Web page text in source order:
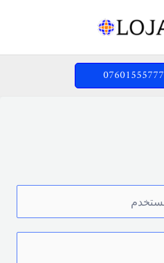
07601555777